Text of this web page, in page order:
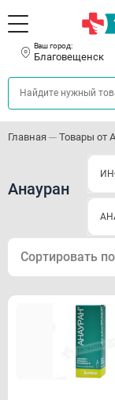
Ваш город:
Благовещенск
Главная Товары от
Анауран
Сортировать по